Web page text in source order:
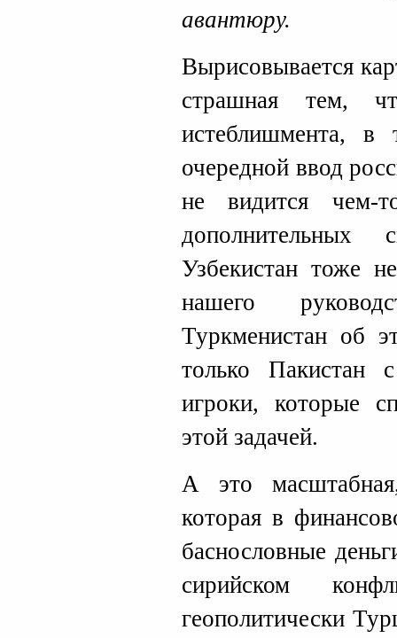
авантюру.
Вырисовывается
страшная тем,
истеблишмента, в
очередной ввод
не видится чем-
Узбекистан тоже
нашего
Туркменистан об
только Пакистан
игроки, которые
этой задачей.
А это
которая в
баснословные
сирийском
геополитически